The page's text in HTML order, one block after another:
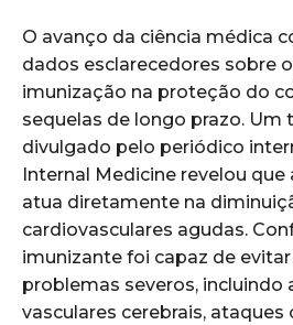
O avanço da ciência médica
dados esclarecedores sobre
imunização na proteção do
sequelas de longo prazo. Um
divulgado pelo periódico
Internal Medicine revelou que
atua diretamente na
cardiovasculares agudas.
imunizante foi capaz de
problemas severos, incluindo
vasculares cerebrais, ataques